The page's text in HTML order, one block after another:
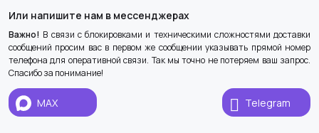
Или напишите нам в мессенджерах
Важно! В связи с блокировками и техническими сложностями доставки
сообщений просим вас в первом же сообщении указывать прямой номер
телефона для оперативной связи. Так мы точно не потеряем ваш запрос.
Спасибо за понимание!
MAX Telegram